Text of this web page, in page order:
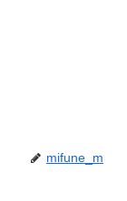
mifune_m